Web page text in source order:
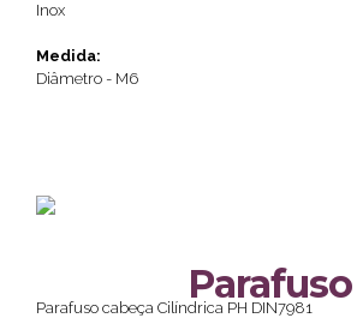
Inox
Medida:
Diâmetro - M6
Parafuso
Parafuso cabeça Cilíndrica PH DIN7981